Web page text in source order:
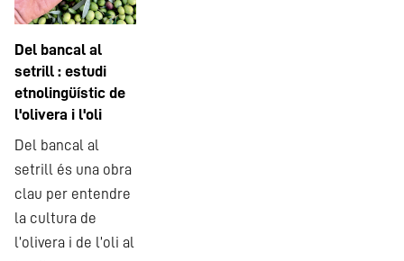
Del bancal al
setrill : estudi
etnolingüístic de
l'olivera i l'oli
Del bancal al
setrill és una obra
clau per entendre
la cultura de
l’olivera i de l’oli al